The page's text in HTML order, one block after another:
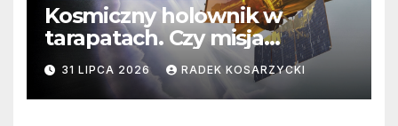
Kosmiczny holownik w
tarapatach. Czy misja
ratowania Teleskopu Swift
jest zagrożona?
31 LIPCA 2026 RADEK KOSARZYCKI